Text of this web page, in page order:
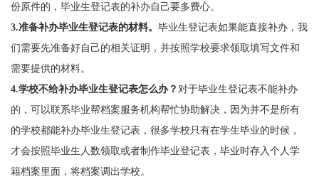
份原件的，毕业生登记表的补办自己要多费心。
3.准备补办毕业生登记表的材料。 毕业生登记表如果能直接补办，我
们需要先准备好自己的相关证明，并按照学校要求领取填写文件和
需要提供的材料。
4.学校不给补办毕业生登记表怎么办？ 对于毕业生登记表不能补办
的，可以联系毕业帮档案服务机构帮忙协助解决，因为并不是所有
的学校都能补办毕业生登记表，很多学校只有在学生毕业的时候，
才会按照毕业生人数领取或者制作毕业登记表，毕业时存入个人学
籍档案里面，将档案调出学校。